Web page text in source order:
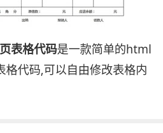
表格代码是一款简单的html
格代码,可以自由修改表格内